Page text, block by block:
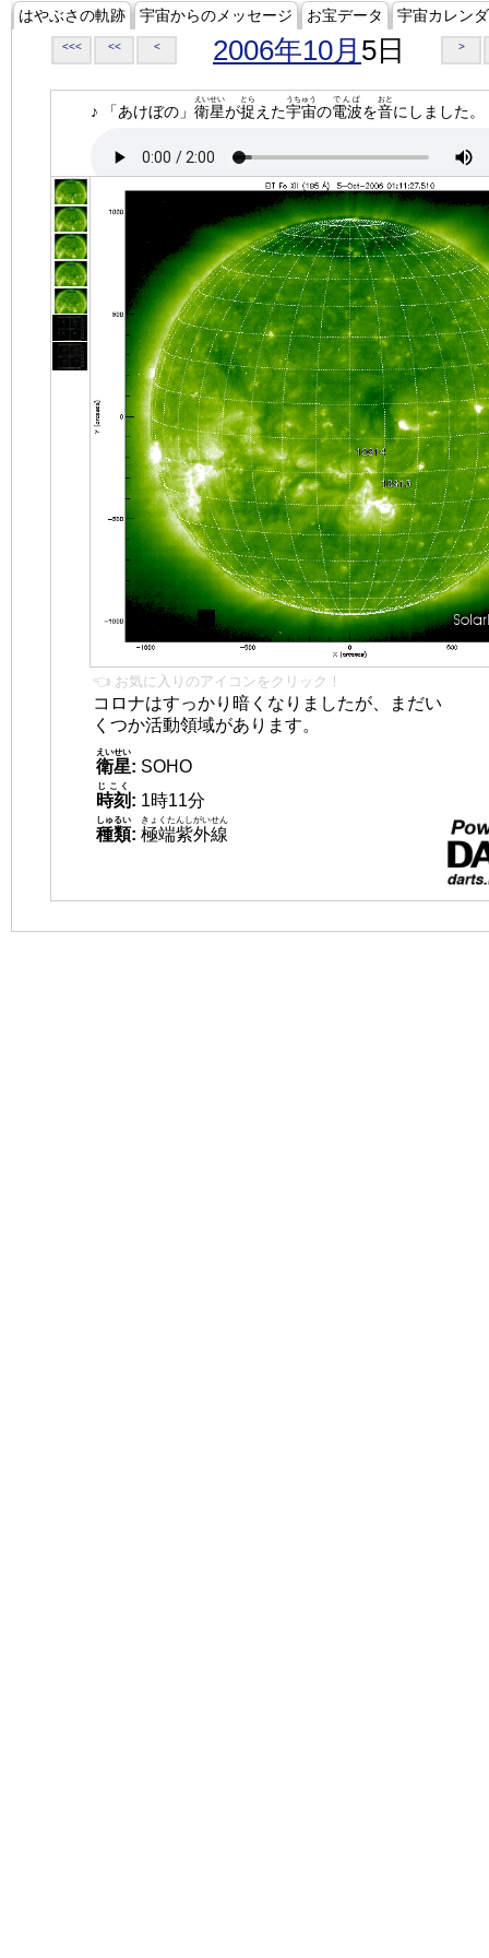
はやぶさの軌跡 宇宙からのメッセージ お宝データ 宇宙カレン
<<< << < 2006年10月 5日 >
♪ 「あけぼの」 衛星
えいせい
が捉
とら
えた宇宙
うちゅう
の電波
でんぱ
を音
おと
にしました。
👈 お気に入りのアイコンをクリック！
コロナはすっかり暗くなりましたが、まだい
くつか活動領域があります。
衛星
えいせい
: SOHO
時刻
じこく
: 1時11分
種類
しゅるい
: 極端紫外線
きょくたんしがいせん